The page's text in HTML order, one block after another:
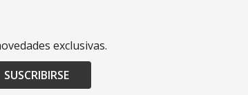
exclusivas.
SUSCRIBIRSE